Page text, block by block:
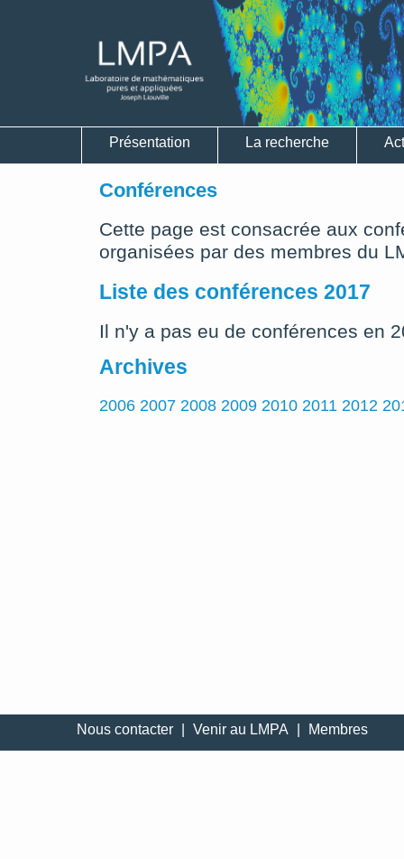
Présentation La recherche
Conférences
Cette page est consacrée aux
organisées par des membres du
Liste des conférences 2017
Il n'y a pas eu de conférences en
Archives
2006 2007 2008 2009 2010 2011 2012
Nous contacter Venir au LMPA Membres